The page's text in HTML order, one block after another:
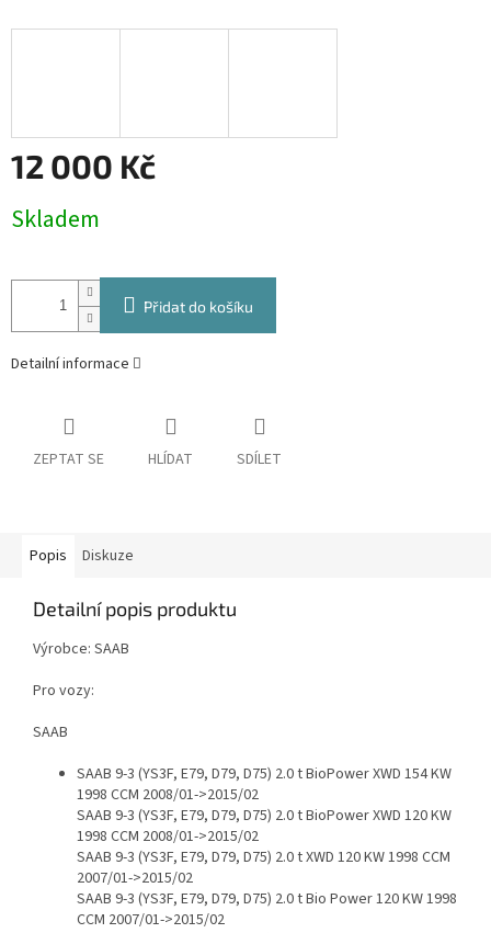
12 000 Kč
cena:
Skladem
Přidat do košíku
Detailní informace
ZEPTAT SE HLÍDAT SDÍLET
Popis Diskuze
Detailní popis produktu
Výrobce: SAAB
Pro vozy:
SAAB
SAAB 9-3 (YS3F, E79, D79, D75) 2.0 t BioPower XWD 154 KW
1998 CCM 2008/01->2015/02
SAAB 9-3 (YS3F, E79, D79, D75) 2.0 t BioPower XWD 120 KW
1998 CCM 2008/01->2015/02
SAAB 9-3 (YS3F, E79, D79, D75) 2.0 t XWD 120 KW 1998 CCM
2007/01->2015/02
SAAB 9-3 (YS3F, E79, D79, D75) 2.0 t Bio Power 120 KW 1998
CCM 2007/01->2015/02